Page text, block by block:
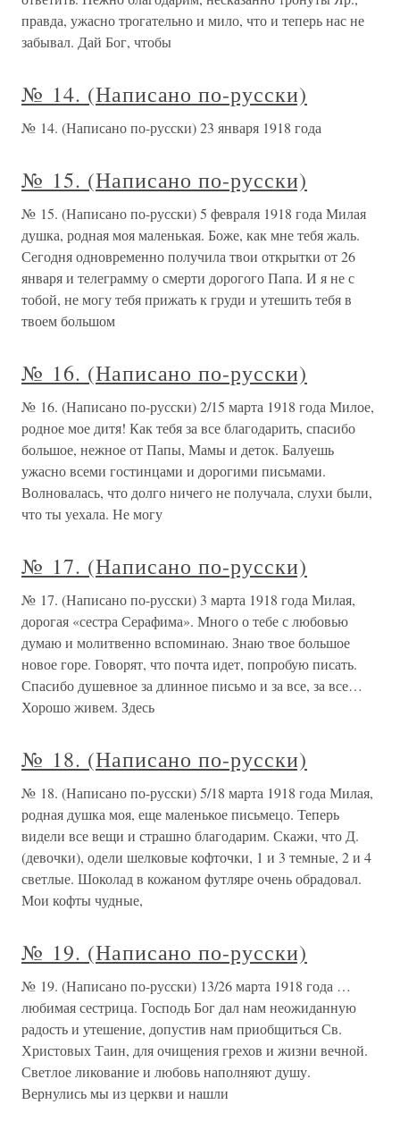
правда, ужасно трогательно и мило, что и теперь нас не
забывал. Дай Бог, чтобы
№ 14. (Написано по-русски)
№ 14. (Написано по-русски) 23 января 1918 года
№ 15. (Написано по-русски)
№ 15. (Написано по-русски) 5 февраля 1918 года Милая
душка, родная моя маленькая. Боже, как мне тебя жаль.
Сегодня одновременно получила твои открытки от 26
января и телеграмму о смерти дорогого Папа. И я не с
тобой, не могу тебя прижать к груди и утешить тебя в
твоем большом
№ 16. (Написано по-русски)
№ 16. (Написано по-русски) 2/15 марта 1918 года Милое,
родное мое дитя! Как тебя за все благодарить, спасибо
большое, нежное от Папы, Мамы и деток. Балуешь
ужасно всеми гостинцами и дорогими письмами.
Волновалась, что долго ничего не получала, слухи были,
что ты уехала. Не могу
№ 17. (Написано по-русски)
№ 17. (Написано по-русски) 3 марта 1918 года Милая,
дорогая «сестра Серафима». Много о тебе с любовью
думаю и молитвенно вспоминаю. Знаю твое большое
новое горе. Говорят, что почта идет, попробую писать.
Спасибо душевное за длинное письмо и за все, за все…
Хорошо живем. Здесь
№ 18. (Написано по-русски)
№ 18. (Написано по-русски) 5/18 марта 1918 года Милая,
родная душка моя, еще маленькое письмецо. Теперь
видели все вещи и страшно благодарим. Скажи, что Д.
(девочки), одели шелковые кофточки, 1 и 3 темные, 2 и 4
светлые. Шоколад в кожаном футляре очень обрадовал.
Мои кофты чудные,
№ 19. (Написано по-русски)
№ 19. (Написано по-русски) 13/26 марта 1918 года …
любимая сестрица. Господь Бог дал нам неожиданную
радость и утешение, допустив нам приобщиться Св.
Христовых Таин, для очищения грехов и жизни вечной.
Светлое ликование и любовь наполняют душу.
Вернулись мы из церкви и нашли